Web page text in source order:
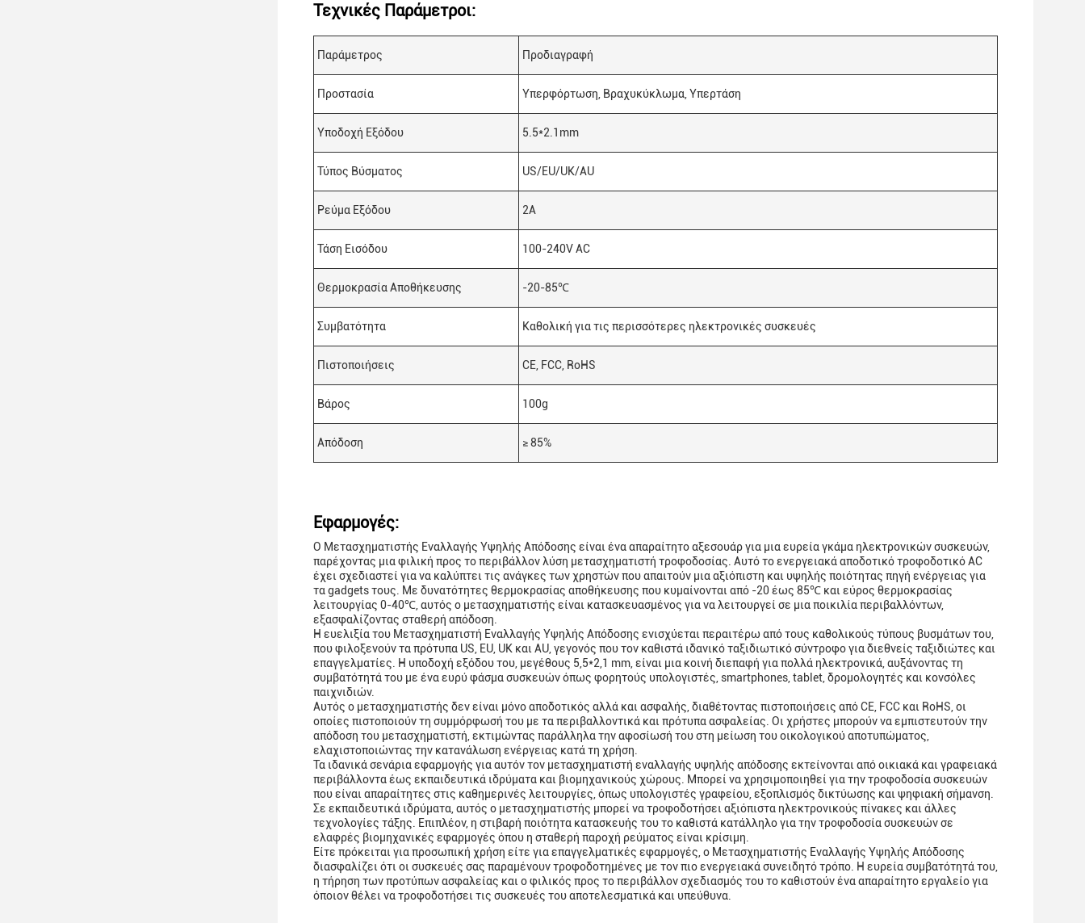
Τεχνικές Παράμετροι:
Παράμετρος Προδιαγραφή
Προστασία Υπερφόρτωση, Βραχυκύκλωμα, Υπερτάση
Υποδοχή Εξόδου 5.5*2.1mm
Τύπος Βύσματος US/EU/UK/AU
Ρεύμα Εξόδου 2A
Τάση Εισόδου 100-240V AC
Θερμοκρασία Αποθήκευσης -20-85℃
Συμβατότητα Καθολική για τις περισσότερες ηλεκτρονικές συσκευές
Πιστοποιήσεις CE, FCC, RoHS
Βάρος 100g
Απόδοση ≥ 85%
Εφαρμογές:
Ο Μετασχηματιστής Εναλλαγής Υψηλής Απόδοσης είναι ένα απαραίτητο αξεσουάρ για μια ευρεία γκάμα ηλεκτρονικών συσκευών,
παρέχοντας μια φιλική προς το περιβάλλον λύση μετασχηματιστή τροφοδοσίας. Αυτό το ενεργειακά αποδοτικό τροφοδοτικό AC
έχει σχεδιαστεί για να καλύπτει τις ανάγκες των χρηστών που απαιτούν μια αξιόπιστη και υψηλής ποιότητας πηγή ενέργειας για
τα gadgets τους. Με δυνατότητες θερμοκρασίας αποθήκευσης που κυμαίνονται από -20 έως 85℃ και εύρος θερμοκρασίας
λειτουργίας 0-40℃, αυτός ο μετασχηματιστής είναι κατασκευασμένος για να λειτουργεί σε μια ποικιλία περιβαλλόντων,
εξασφαλίζοντας σταθερή απόδοση.
Η ευελιξία του Μετασχηματιστή Εναλλαγής Υψηλής Απόδοσης ενισχύεται περαιτέρω από τους καθολικούς τύπους βυσμάτων του,
που φιλοξενούν τα πρότυπα US, EU, UK και AU, γεγονός που τον καθιστά ιδανικό ταξιδιωτικό σύντροφο για διεθνείς ταξιδιώτες και
επαγγελματίες. Η υποδοχή εξόδου του, μεγέθους 5,5*2,1 mm, είναι μια κοινή διεπαφή για πολλά ηλεκτρονικά, αυξάνοντας τη
συμβατότητά του με ένα ευρύ φάσμα συσκευών όπως φορητούς υπολογιστές, smartphones, tablet, δρομολογητές και κονσόλες
παιχνιδιών.
Αυτός ο μετασχηματιστής δεν είναι μόνο αποδοτικός αλλά και ασφαλής, διαθέτοντας πιστοποιήσεις από CE, FCC και RoHS, οι
οποίες πιστοποιούν τη συμμόρφωσή του με τα περιβαλλοντικά και πρότυπα ασφαλείας. Οι χρήστες μπορούν να εμπιστευτούν την
απόδοση του μετασχηματιστή, εκτιμώντας παράλληλα την αφοσίωσή του στη μείωση του οικολογικού αποτυπώματος,
ελαχιστοποιώντας την κατανάλωση ενέργειας κατά τη χρήση.
Τα ιδανικά σενάρια εφαρμογής για αυτόν τον μετασχηματιστή εναλλαγής υψηλής απόδοσης εκτείνονται από οικιακά και γραφειακά
περιβάλλοντα έως εκπαιδευτικά ιδρύματα και βιομηχανικούς χώρους. Μπορεί να χρησιμοποιηθεί για την τροφοδοσία συσκευών
που είναι απαραίτητες στις καθημερινές λειτουργίες, όπως υπολογιστές γραφείου, εξοπλισμός δικτύωσης και ψηφιακή σήμανση.
Σε εκπαιδευτικά ιδρύματα, αυτός ο μετασχηματιστής μπορεί να τροφοδοτήσει αξιόπιστα ηλεκτρονικούς πίνακες και άλλες
τεχνολογίες τάξης. Επιπλέον, η στιβαρή ποιότητα κατασκευής του το καθιστά κατάλληλο για την τροφοδοσία συσκευών σε
ελαφρές βιομηχανικές εφαρμογές όπου η σταθερή παροχή ρεύματος είναι κρίσιμη.
Είτε πρόκειται για προσωπική χρήση είτε για επαγγελματικές εφαρμογές, ο Μετασχηματιστής Εναλλαγής Υψηλής Απόδοσης
διασφαλίζει ότι οι συσκευές σας παραμένουν τροφοδοτημένες με τον πιο ενεργειακά συνειδητό τρόπο. Η ευρεία συμβατότητά του,
η τήρηση των προτύπων ασφαλείας και ο φιλικός προς το περιβάλλον σχεδιασμός του το καθιστούν ένα απαραίτητο εργαλείο για
όποιον θέλει να τροφοδοτήσει τις συσκευές του αποτελεσματικά και υπεύθυνα.